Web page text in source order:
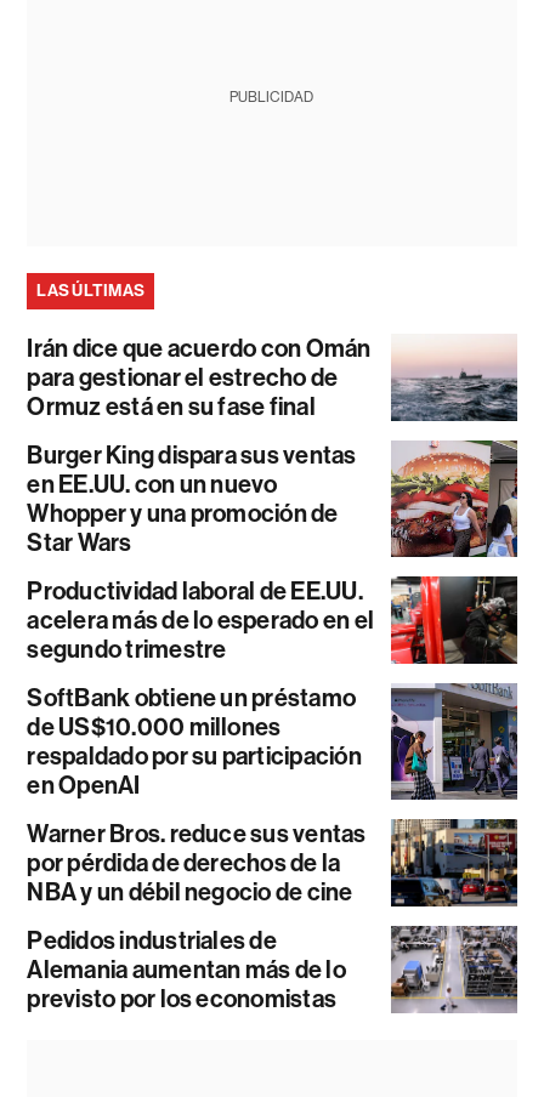
PUBLICIDAD
LAS ÚLTIMAS
Irán dice que acuerdo con Omán
para gestionar el estrecho de
Ormuz está en su fase final
Burger King dispara sus ventas
en EE.UU. con un nuevo
Whopper y una promoción de
Star Wars
Productividad laboral de EE.UU.
acelera más de lo esperado en el
segundo trimestre
SoftBank obtiene un préstamo
de US$10.000 millones
respaldado por su participación
en OpenAI
Warner Bros. reduce sus ventas
por pérdida de derechos de la
NBA y un débil negocio de cine
Pedidos industriales de
Alemania aumentan más de lo
previsto por los economistas